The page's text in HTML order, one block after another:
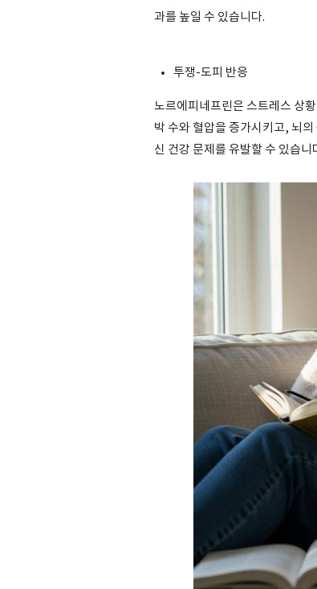
과를 높일 수 있습니다.
투쟁-도피 반응
노르에피네프린은 스트레스 상
박 수와 혈압을 증가시키고, 뇌
신 건강 문제를 유발할 수 있습니